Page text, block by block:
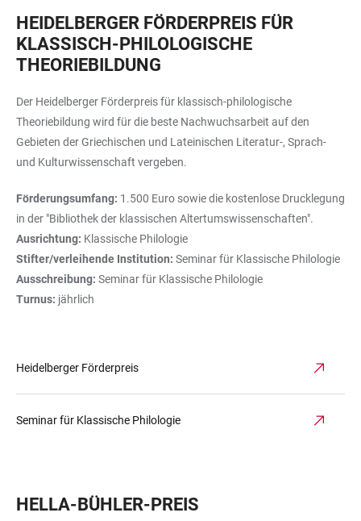
HEIDELBERGER FÖRDERPREIS FÜR
KLASSISCH-PHILOLOGISCHE
THEORIEBILDUNG
Der Heidelberger Förderpreis für klassisch-philologische
Theoriebildung wird für die beste Nachwuchsarbeit auf den
Gebieten der Griechischen und Lateinischen Literatur-, Sprach-
und Kulturwissenschaft vergeben.
Förderungsumfang: 1.500 Euro sowie die kostenlose Drucklegung
in der "Bibliothek der klassischen Altertumswissenschaften".
Ausrichtung: Klassische Philologie
Stifter/verleihende Institution: Seminar für Klassische Philologie
Ausschreibung: Seminar für Klassische Philologie
Turnus: jährlich
Heidelberger Förderpreis
Seminar für Klassische Philologie
HELLA-BÜHLER-PREIS